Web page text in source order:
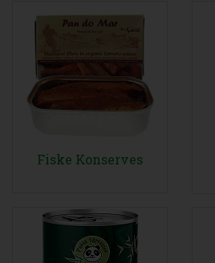
Fiske Konserves